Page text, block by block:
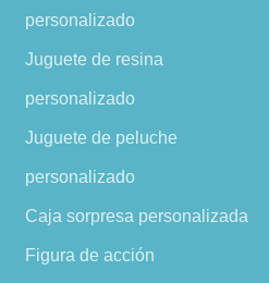
personalizado
Juguete de resina
personalizado
Juguete de peluche
personalizado
Caja sorpresa personalizada
Figura de acción